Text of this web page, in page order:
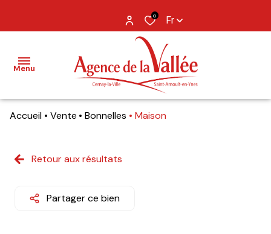
0 Fr
Menu
Accueil Vente Bonnelles Maison
Retour aux résultats
Partager ce bien